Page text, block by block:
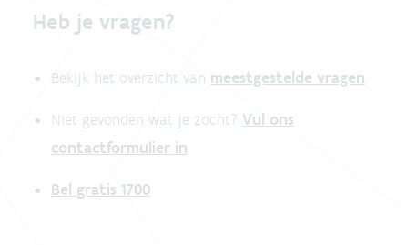
Heb je vragen?
Bekijk het overzicht van meestgestelde vragen
Niet gevonden wat je zocht? Vul ons
contactformulier in
Bel gratis 1700